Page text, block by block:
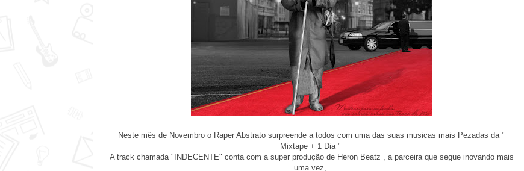
Neste mês de Novembro o Raper Abstrato surpreende a todos com uma das suas musicas mais Pezadas da "
Mixtape + 1 Dia "
A track chamada "INDECENTE" conta com a super produção de Heron Beatz , a parceira que segue inovando mais
uma vez,